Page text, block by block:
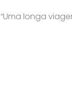
“Uma longa